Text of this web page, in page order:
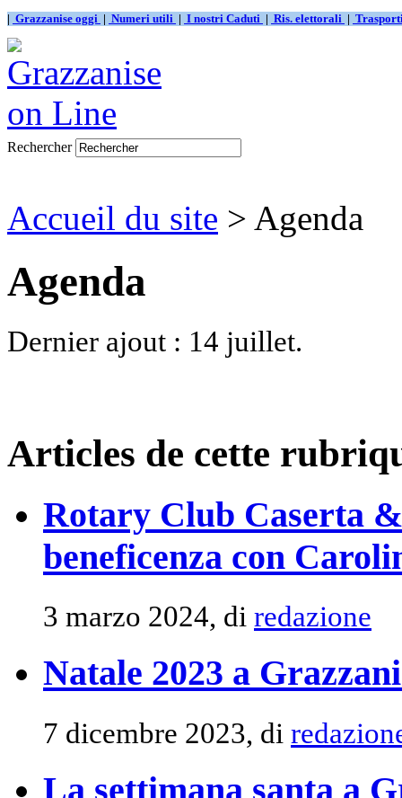
| Grazzanise oggi | Numeri utili | I nostri Caduti | Ris. elettorali |
Rechercher
Accueil du site > Agenda
Agenda
Dernier ajout : 14 juillet.
Articles de cette
Rotary Club Caserta
beneficenza con
3 marzo 2024, di redazione
Natale 2023 a
7 dicembre 2023, di
La settimana santa a